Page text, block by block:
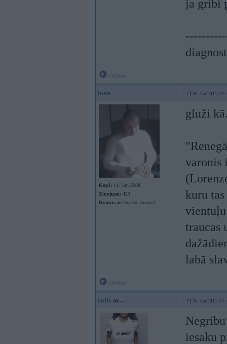
ja gribi
loon 30. Jan 2011,
Kopš: 11. Jun 2008
Ziņojumi: 423
Braucu ar: braucu, braucu!
gluži
varonis
kuru
traucas
labā
rolis 30. Jan 2011,
iesaku